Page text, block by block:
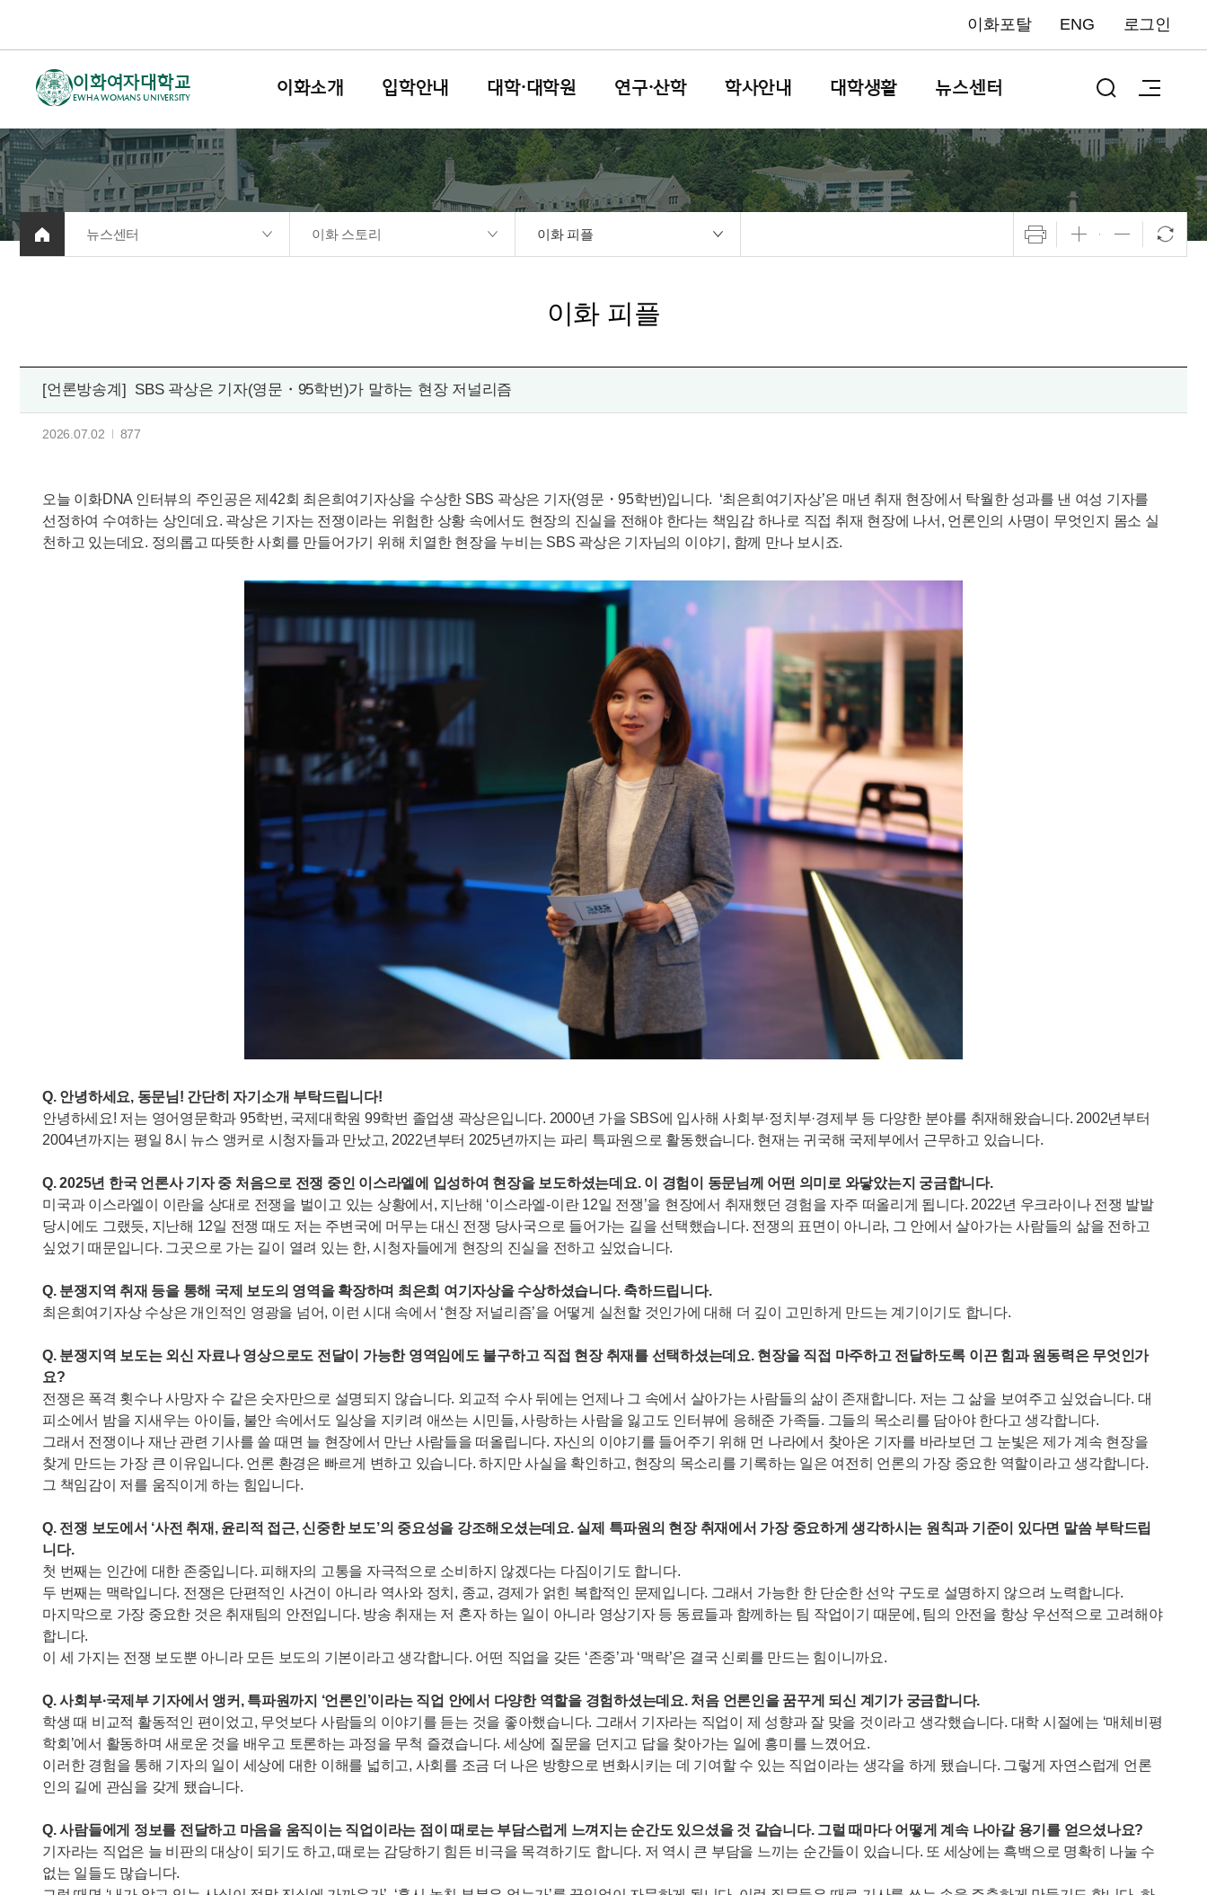
이화포탈 ENG 로그인
이화여자대학교
EWHA WOMANS UNIVERSITY
이화소개 입학안내 대학·대학원 연구·산학 학사안내 대학생활 뉴스센터
뉴스센터 이화 스토리 이화 피플
이화 피플
[언론방송계] SBS 곽상은 기자(영문・95학번)가 말하는 현장 저널리즘
2026.07.02 877
오늘 이화DNA 인터뷰의 주인공은 제42회 최은희여기자상을 수상한 SBS 곽상은 기자(영문・95학번)입니다. ‘최은희여기자상’은 매년 취재 현장에서 탁월한 성과를 낸 여성 기자를
선정하여 수여하는 상인데요. 곽상은 기자는 전쟁이라는 위험한 상황 속에서도 현장의 진실을 전해야 한다는 책임감 하나로 직접 취재 현장에 나서, 언론인의 사명이 무엇인지 몸소 실
천하고 있는데요. 정의롭고 따뜻한 사회를 만들어가기 위해 치열한 현장을 누비는 SBS 곽상은 기자님의 이야기, 함께 만나 보시죠.
Q. 안녕하세요, 동문님! 간단히 자기소개 부탁드립니다!
안녕하세요! 저는 영어영문학과 95학번, 국제대학원 99학번 졸업생 곽상은입니다. 2000년 가을 SBS에 입사해 사회부·정치부·경제부 등 다양한 분야를 취재해왔습니다. 2002년부터
2004년까지는 평일 8시 뉴스 앵커로 시청자들과 만났고, 2022년부터 2025년까지는 파리 특파원으로 활동했습니다. 현재는 귀국해 국제부에서 근무하고 있습니다.
Q. 2025년 한국 언론사 기자 중 처음으로 전쟁 중인 이스라엘에 입성하여 현장을 보도하셨는데요. 이 경험이 동문님께 어떤 의미로 와닿았는지 궁금합니다.
미국과 이스라엘이 이란을 상대로 전쟁을 벌이고 있는 상황에서, 지난해 ‘이스라엘-이란 12일 전쟁’을 현장에서 취재했던 경험을 자주 떠올리게 됩니다. 2022년 우크라이나 전쟁 발발
당시에도 그랬듯, 지난해 12일 전쟁 때도 저는 주변국에 머무는 대신 전쟁 당사국으로 들어가는 길을 선택했습니다. 전쟁의 표면이 아니라, 그 안에서 살아가는 사람들의 삶을 전하고
싶었기 때문입니다. 그곳으로 가는 길이 열려 있는 한, 시청자들에게 현장의 진실을 전하고 싶었습니다.
Q. 분쟁지역 취재 등을 통해 국제 보도의 영역을 확장하며 최은희 여기자상을 수상하셨습니다. 축하드립니다.
최은희여기자상 수상은 개인적인 영광을 넘어, 이런 시대 속에서 ‘현장 저널리즘’을 어떻게 실천할 것인가에 대해 더 깊이 고민하게 만드는 계기이기도 합니다.
Q. 분쟁지역 보도는 외신 자료나 영상으로도 전달이 가능한 영역임에도 불구하고 직접 현장 취재를 선택하셨는데요. 현장을 직접 마주하고 전달하도록 이끈 힘과 원동력은 무엇인가
요?
전쟁은 폭격 횟수나 사망자 수 같은 숫자만으로 설명되지 않습니다. 외교적 수사 뒤에는 언제나 그 속에서 살아가는 사람들의 삶이 존재합니다. 저는 그 삶을 보여주고 싶었습니다. 대
피소에서 밤을 지새우는 아이들, 불안 속에서도 일상을 지키려 애쓰는 시민들, 사랑하는 사람을 잃고도 인터뷰에 응해준 가족들. 그들의 목소리를 담아야 한다고 생각합니다.
그래서 전쟁이나 재난 관련 기사를 쓸 때면 늘 현장에서 만난 사람들을 떠올립니다. 자신의 이야기를 들어주기 위해 먼 나라에서 찾아온 기자를 바라보던 그 눈빛은 제가 계속 현장을
찾게 만드는 가장 큰 이유입니다. 언론 환경은 빠르게 변하고 있습니다. 하지만 사실을 확인하고, 현장의 목소리를 기록하는 일은 여전히 언론의 가장 중요한 역할이라고 생각합니다.
그 책임감이 저를 움직이게 하는 힘입니다.
Q. 전쟁 보도에서 ‘사전 취재, 윤리적 접근, 신중한 보도’의 중요성을 강조해오셨는데요. 실제 특파원의 현장 취재에서 가장 중요하게 생각하시는 원칙과 기준이 있다면 말씀 부탁드립
니다.
첫 번째는 인간에 대한 존중입니다. 피해자의 고통을 자극적으로 소비하지 않겠다는 다짐이기도 합니다.
두 번째는 맥락입니다. 전쟁은 단편적인 사건이 아니라 역사와 정치, 종교, 경제가 얽힌 복합적인 문제입니다. 그래서 가능한 한 단순한 선악 구도로 설명하지 않으려 노력합니다.
마지막으로 가장 중요한 것은 취재팀의 안전입니다. 방송 취재는 저 혼자 하는 일이 아니라 영상기자 등 동료들과 함께하는 팀 작업이기 때문에, 팀의 안전을 항상 우선적으로 고려해야
합니다.
이 세 가지는 전쟁 보도뿐 아니라 모든 보도의 기본이라고 생각합니다. 어떤 직업을 갖든 ‘존중’과 ‘맥락’은 결국 신뢰를 만드는 힘이니까요.
Q. 사회부·국제부 기자에서 앵커, 특파원까지 ‘언론인’이라는 직업 안에서 다양한 역할을 경험하셨는데요. 처음 언론인을 꿈꾸게 되신 계기가 궁금합니다.
학생 때 비교적 활동적인 편이었고, 무엇보다 사람들의 이야기를 듣는 것을 좋아했습니다. 그래서 기자라는 직업이 제 성향과 잘 맞을 것이라고 생각했습니다. 대학 시절에는 ‘매체비평
학회’에서 활동하며 새로운 것을 배우고 토론하는 과정을 무척 즐겼습니다. 세상에 질문을 던지고 답을 찾아가는 일에 흥미를 느꼈어요.
이러한 경험을 통해 기자의 일이 세상에 대한 이해를 넓히고, 사회를 조금 더 나은 방향으로 변화시키는 데 기여할 수 있는 직업이라는 생각을 하게 됐습니다. 그렇게 자연스럽게 언론
인의 길에 관심을 갖게 됐습니다.
Q. 사람들에게 정보를 전달하고 마음을 움직이는 직업이라는 점이 때로는 부담스럽게 느껴지는 순간도 있으셨을 것 같습니다. 그럴 때마다 어떻게 계속 나아갈 용기를 얻으셨나요?
기자라는 직업은 늘 비판의 대상이 되기도 하고, 때로는 감당하기 힘든 비극을 목격하기도 합니다. 저 역시 큰 부담을 느끼는 순간들이 있습니다. 또 세상에는 흑백으로 명확히 나눌 수
없는 일들도 많습니다.